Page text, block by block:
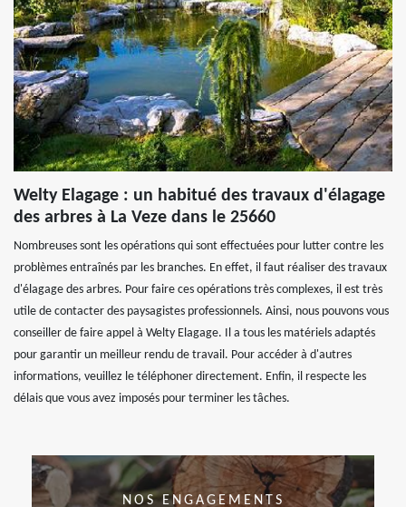
Welty Elagage : un habitué des travaux d'élagage
des arbres à La Veze dans le 25660
Nombreuses sont les opérations qui sont effectuées pour lutter contre les
problèmes entraînés par les branches. En effet, il faut réaliser des travaux
d'élagage des arbres. Pour faire ces opérations très complexes, il est très
utile de contacter des paysagistes professionnels. Ainsi, nous pouvons vous
conseiller de faire appel à Welty Elagage. Il a tous les matériels adaptés
pour garantir un meilleur rendu de travail. Pour accéder à d'autres
informations, veuillez le téléphoner directement. Enfin, il respecte les
délais que vous avez imposés pour terminer les tâches.
NOS ENGAGEMENTS